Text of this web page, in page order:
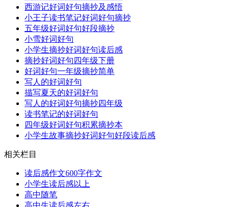
西游记好词好句摘抄及感悟
小王子读书笔记好词好句摘抄
五年级好词好句好段摘抄
小雪好词好句
小学生摘抄好词好句读后感
摘抄好词好句四年级下册
好词好句一年级摘抄简单
写人的好词好句
描写夏天的好词好句
写人的好词好句摘抄四年级
读书笔记的好词好句
四年级好词好句积累摘抄本
小学生故事摘抄好词好句好段读后感
相关栏目
读后感作文600字作文
小学生读后感以上
高中随笔
高中生读后感左右